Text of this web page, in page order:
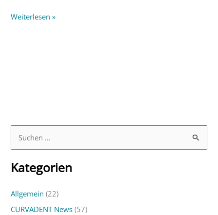
Weiterlesen »
u
c
e
n
Kategorien
Allgemein (22)
CURVADENT News (57)